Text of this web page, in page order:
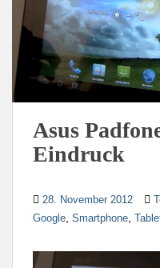
Asus
Eindruck
28. November 2012
Google Smartphone